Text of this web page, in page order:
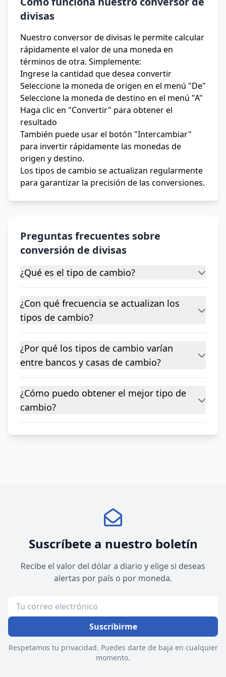
divisas
Nuestro conversor de divisas le permite calcular
rápidamente el valor de una moneda en
términos de otra. Simplemente:
Ingrese la cantidad que desea convertir
Seleccione la moneda de origen en el menú "De"
Seleccione la moneda de destino en el menú "A"
Haga clic en "Convertir" para obtener el
resultado
También puede usar el botón "Intercambiar"
para invertir rápidamente las monedas de
origen y destino.
Los tipos de cambio se actualizan regularmente
para garantizar la precisión de las conversiones.
Preguntas frecuentes sobre
conversión de divisas
¿Qué es el tipo de cambio?
¿Con qué frecuencia se actualizan los
tipos de cambio?
¿Por qué los tipos de cambio varían
entre bancos y casas de cambio?
¿Cómo puedo obtener el mejor tipo de
cambio?
Suscríbete a nuestro boletín
Recibe el valor del dólar a diario y elige si deseas
alertas por país o por moneda.
Suscribirme
Respetamos tu privacidad. Puedes darte de baja en cualquier
momento.